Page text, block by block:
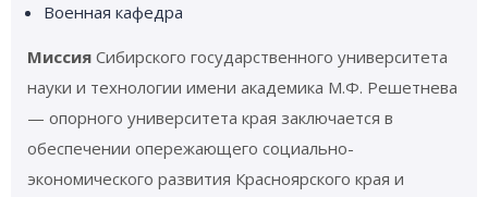
Военная кафедра
Миссия Сибирского государственного университета
науки и технологии имени академика М.Ф. Решетнева
— опорного университета края заключается в
обеспечении опережающего социально-
экономического развития Красноярского края и